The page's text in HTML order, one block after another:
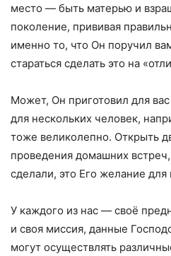
место — быть матерью и
поколение, прививая
именно то, что Он поручил
стараться сделать это на
Может, Он приготовил для
для нескольких человек,
тоже великолепно. Открыть
проведения домашних
сделали, это Его желание для
У каждого из нас — своё
и своя миссия, данные
могут осуществлять